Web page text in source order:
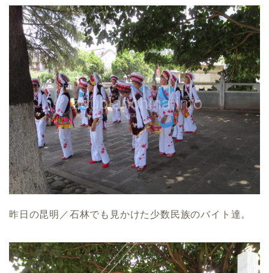
昨日の昆明／石林でも見かけた少数民族のバイト達。